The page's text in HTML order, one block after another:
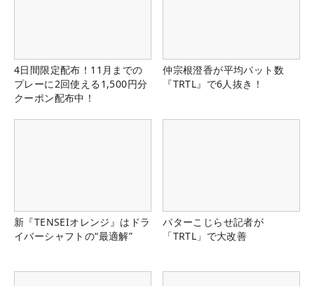
4日間限定配布！11月までの
プレーに2回使える1,500円分
クーポン配布中！
仲宗根澄香が平均パット数
『TRTL』で6人抜き！
新『TENSEIオレンジ』はドラ
イバーシャフトの“最適解”
パターこじらせ記者が
「TRTL」で大改善